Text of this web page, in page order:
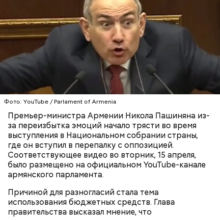
Фото: YouTube / Parlament of Armenia
Премьер-министра Армении Никола Пашиняна из-
за переизбытка эмоций начало трясти во время
выступления в Национальном собрании страны,
где он вступил в перепалку с оппозицией.
Соответствующее видео во вторник, 15 апреля,
было размещено на официальном YouTube-канале
армянского парламента.
Причиной для разногласий стала тема
использования бюджетных средств. Глава
правительства высказал мнение, что
В 1945 году женщина устроилась в больницу в
городе Виши, став помогать сиротам и старикам,
где трудилась 28 лет. В конце 1970-х она поступила
Сара Носс (119 лет)
Фото: wikimedia.org